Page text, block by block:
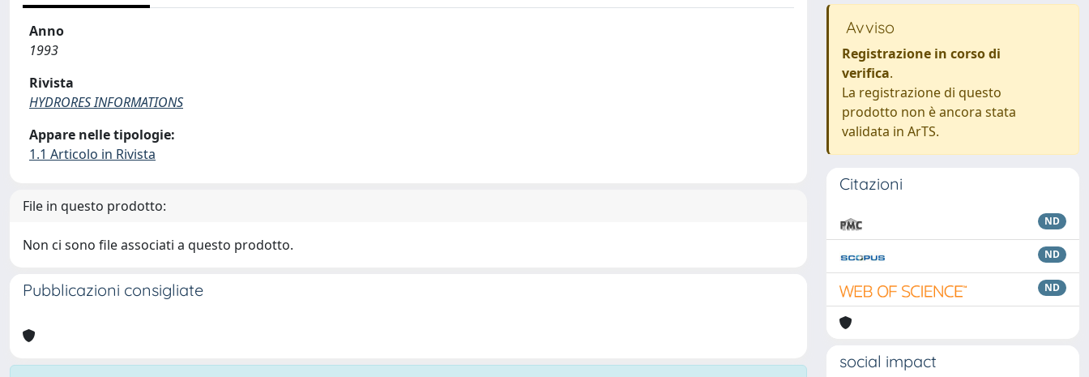
Anno
1993
Rivista
HYDRORES INFORMATIONS
Appare nelle tipologie:
1.1 Articolo in Rivista
File in questo prodotto:
Non ci sono file associati a questo prodotto.
Pubblicazioni consigliate
Avviso
Registrazione in corso di
verifica.
La registrazione di questo
prodotto non è ancora stata
validata in ArTS.
Citazioni
ND
ND
ND
social impact